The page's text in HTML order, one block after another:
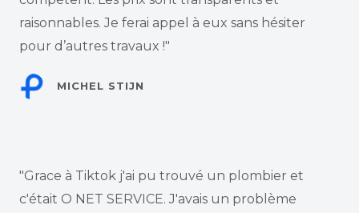
raisonnables. Je ferai appel à eux sans hésiter
pour d’autres travaux !"
MICHEL STIJN
"Grace à Tiktok j'ai pu trouvé un plombier et
c'était O NET SERVICE. J'avais un problème